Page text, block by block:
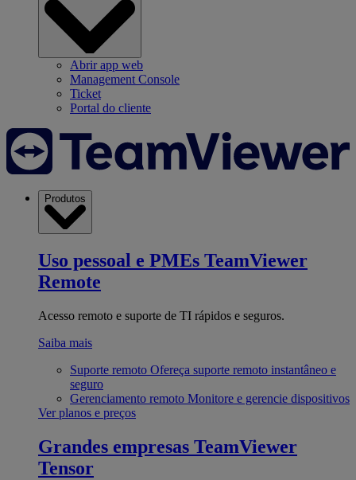
Abrir app web
Management Console
Ticket
Portal do cliente
Produtos
Uso pessoal e PMEs TeamViewer
Remote
Acesso remoto e suporte de TI rápidos e seguros.
Saiba mais
Suporte remoto Ofereça suporte remoto instantâneo e
seguro
Gerenciamento remoto Monitore e gerencie dispositivos
Ver planos e preços
Grandes empresas TeamViewer
Tensor